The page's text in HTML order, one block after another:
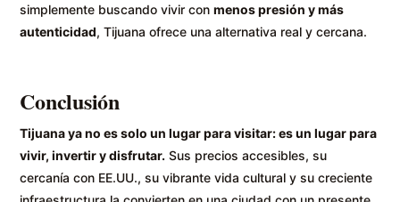
simplemente buscando vivir conmenos presión y más
autenticidad, Tijuana ofrece una alternativa real y cercana.
Conclusión
Tijuana ya no es solo un lugar para visitar: es un lugar para
vivir, invertir y disfrutar. Sus precios accesibles, su
cercanía con EE.UU., su vibrante vida cultural y su creciente